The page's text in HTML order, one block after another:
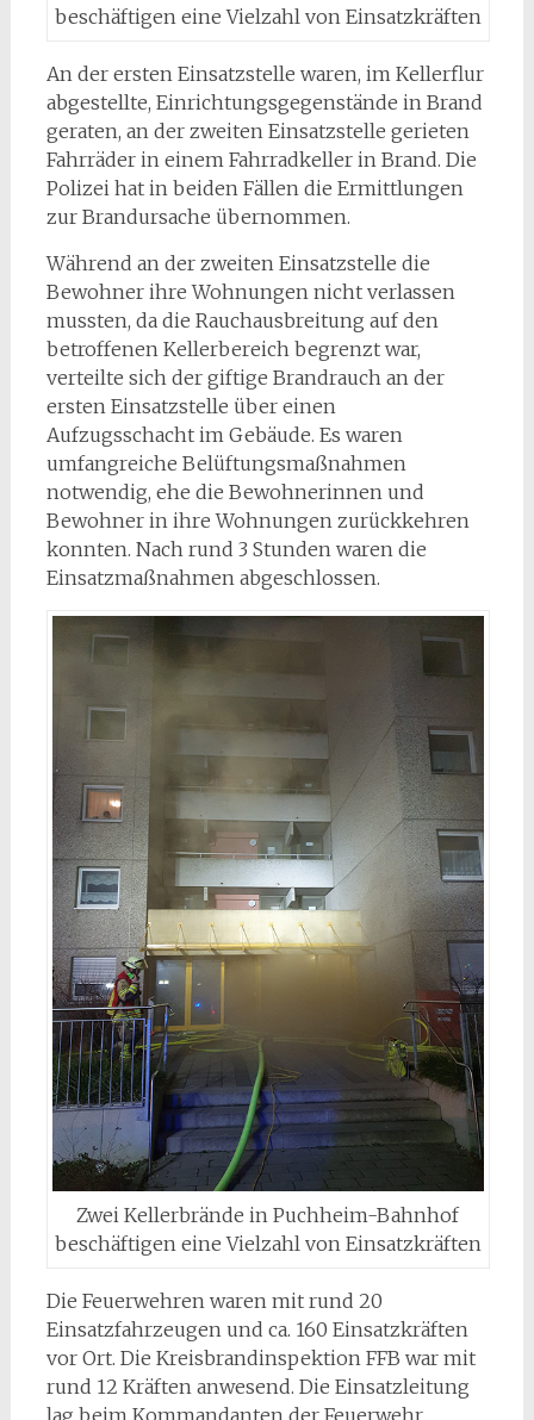
beschäftigen eine Vielzahl von Einsatzkräften
An der ersten Einsatzstelle waren, im Kellerflur
abgestellte, Einrichtungsgegenstände in Brand
geraten, an der zweiten Einsatzstelle gerieten
Fahrräder in einem Fahrradkeller in Brand. Die
Polizei hat in beiden Fällen die Ermittlungen
zur Brandursache übernommen.
Während an der zweiten Einsatzstelle die
Bewohner ihre Wohnungen nicht verlassen
mussten, da die Rauchausbreitung auf den
betroffenen Kellerbereich begrenzt war,
verteilte sich der giftige Brandrauch an der
ersten Einsatzstelle über einen
Aufzugsschacht im Gebäude. Es waren
umfangreiche Belüftungsmaßnahmen
notwendig, ehe die Bewohnerinnen und
Bewohner in ihre Wohnungen zurückkehren
konnten. Nach rund 3 Stunden waren die
Einsatzmaßnahmen abgeschlossen.
Zwei Kellerbrände in Puchheim-Bahnhof
beschäftigen eine Vielzahl von Einsatzkräften
Die Feuerwehren waren mit rund 20
Einsatzfahrzeugen und ca. 160 Einsatzkräften
vor Ort. Die Kreisbrandinspektion FFB war mit
rund 12 Kräften anwesend. Die Einsatzleitung